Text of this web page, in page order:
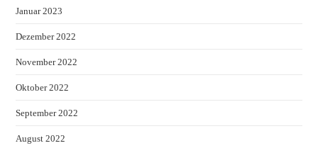
Januar 2023
Dezember 2022
November 2022
Oktober 2022
September 2022
August 2022